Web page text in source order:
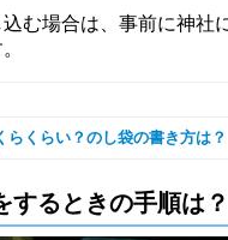
む場合は、事前に神社
くらい？のし袋の書き方は？
するときの手順は？